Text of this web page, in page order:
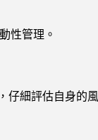
性管理。
仔細評估自身的